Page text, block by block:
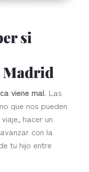
si
Madrid
viene mal. Las
que nos pueden
hacer un
con la
tu hijo entre